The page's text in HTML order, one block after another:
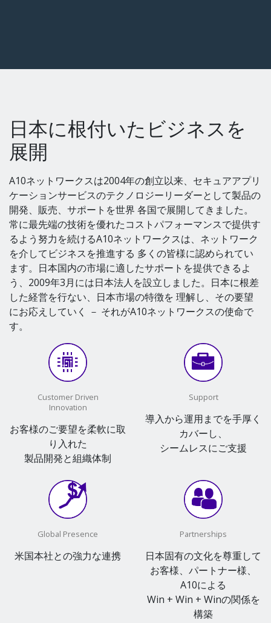
日本に根付いたビジネスを
展開
A10ネットワークスは2004年の創立以来、セキュアアプリ
ケーションサービスのテクノロジーリーダーとして製品の
開発、販売、サポートを世界 各国で展開してきました。
常に最先端の技術を優れたコストパフォーマンスで提供す
るよう努力を続けるA10ネットワークスは、ネットワーク
を介してビジネスを推進する 多くの皆様に認められてい
ます。日本国内の市場に適したサポートを提供できるよ
う、2009年3月には日本法人を設立しました。日本に根差
した経営を行ない、日本市場の特徴を 理解し、その要望
にお応えしていく － それがA10ネットワークスの使命で
す。
Customer Driven
Innovation
お客様のご要望を柔軟に取
り入れた
製品開発と組織体制
Support
導入から運用までを手厚く
カバーし、
シームレスにご支援
Global Presence
米国本社との強力な連携
Partnerships
日本固有の文化を尊重して
お客様、パートナー様、
A10による
Win + Win + Winの関係を
構築